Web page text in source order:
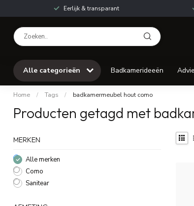
Eerlijk & transparant
Alle categorieën Badkamerideeën
Home / Tags / badkamermeubel hout como
Producten getagd met
MERKEN
Alle merken
Como
Sanitear